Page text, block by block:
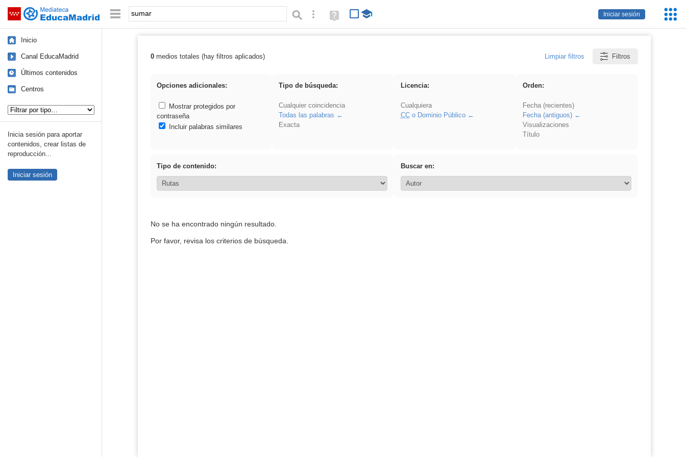
Saltar navegación
Iniciar sesión
Palabra o frase: Búsqueda avanzada
Ayuda
(en
Inicio
Canal EducaMadrid
Últimos contenidos
Centros
Inicia sesión para aportar
contenidos, crear listas de
reproducción...
Iniciar sesión
Resultados de: sumar
0medios totales (hay filtros aplicados) Limpiar filtros Filtros
Opciones adicionales:
Mostrar protegidos por
contraseña
Incluir palabras similares
Tipo de búsqueda:
Cualquier coincidencia
Todas las palabras
Exacta
Licencia:
Cualquiera
CCo Dominio Público
Orden:
Fecha (recientes)
Fecha (antiguos)
Visualizaciones
Título
Tipo de contenido: Buscar en:
No se ha encontrado ningún resultado.
Por favor, revisa los criterios de búsqueda.